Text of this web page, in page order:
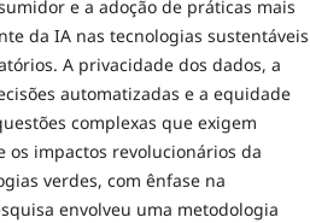
e a adoção de práticas mais
da IA nas tecnologias sustentáveis
A privacidade dos dados, a
automatizadas e a equidade
complexas que exigem
os impactos revolucionários da
verdes, com ênfase na
envolveu uma metodologia